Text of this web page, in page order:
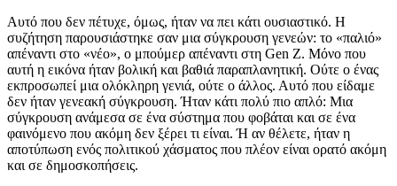
Αυτό που δεν πέτυχε, όμως, ήταν να πει κάτι ουσιαστικό. Η
συζήτηση παρουσιάστηκε σαν μια σύγκρουση γενεών: το «παλιό»
απέναντι στο «νέο», ο μπούμερ απέναντι στη Gen Z. Μόνο που
αυτή η εικόνα ήταν βολική και βαθιά παραπλανητική. Ούτε ο ένας
εκπροσωπεί μια ολόκληρη γενιά, ούτε ο άλλος. Αυτό που είδαμε
δεν ήταν γενεακή σύγκρουση. Ήταν κάτι πολύ πιο απλό: Μια
σύγκρουση ανάμεσα σε ένα σύστημα που φοβάται και σε ένα
φαινόμενο που ακόμη δεν ξέρει τι είναι. Ή αν θέλετε, ήταν η
αποτύπωση ενός πολιτικού χάσματος που πλέον είναι ορατό ακόμη
και σε δημοσκοπήσεις.